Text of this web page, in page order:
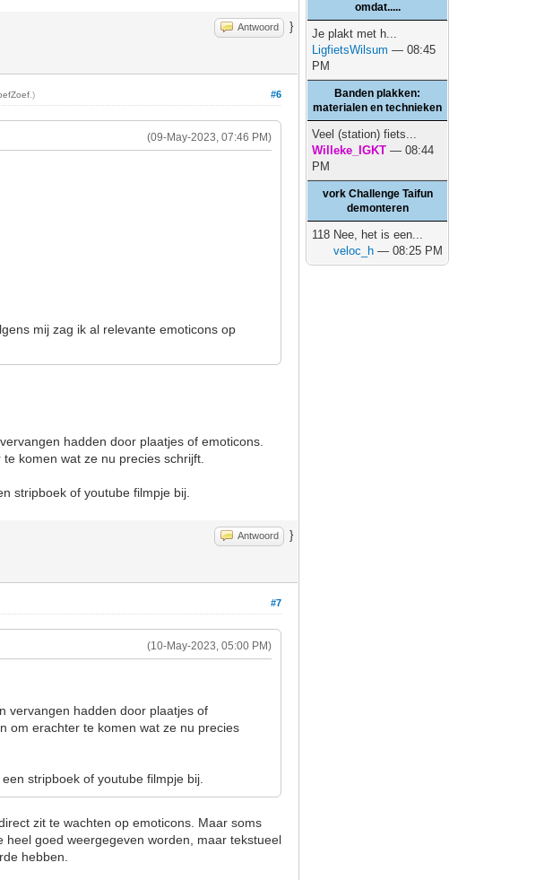
Antwoord }
#6
.)
(09-May-2023, 07:46 PM)
mij zag ik al relevante emoticons op
hadden door plaatjes of emoticons.
komen wat ze nu precies schrijft.
stripboek of youtube filmpje bij.
Antwoord }
#7
(10-May-2023, 05:00 PM)
vervangen hadden door plaatjes of
om erachter te komen wat ze nu precies
stripboek of youtube filmpje bij.
zit te wachten op emoticons. Maar soms
goed weergegeven worden, maar tekstueel
hebben.
omdat.....
Je plakt met h...
LigfietsWilsum — 08:45
PM
Banden plakken:
materialen en technieken
Veel (station) fiets...
Willeke_IGKT — 08:44
PM
vork Challenge Taifun
demonteren
118 Nee, het is een...
veloc_h — 08:25 PM